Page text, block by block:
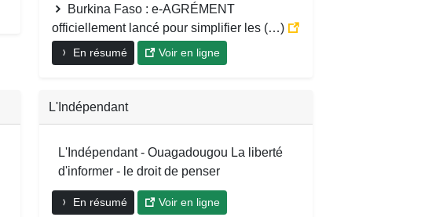
Burkina Faso : e-AGRÉMENT
officiellement lancé pour simplifier les (…)
En résumé Voir en ligne
L'Indépendant
L'Indépendant - Ouagadougou La liberté
d'informer - le droit de penser
En résumé Voir en ligne